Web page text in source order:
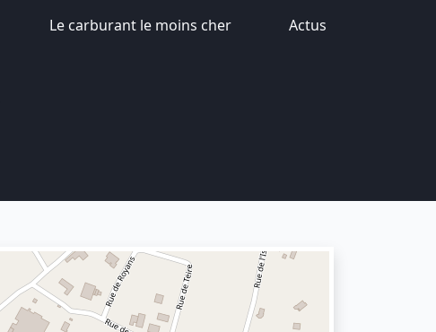
Le carburant le moins cher Actus